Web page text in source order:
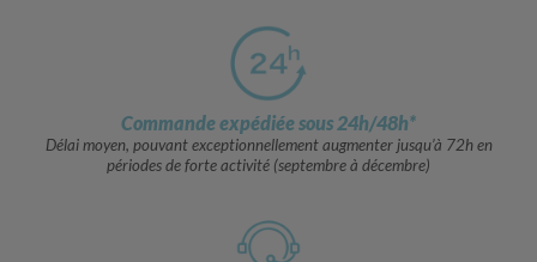
Commande expédiée sous 24h/48h*
Délai moyen, pouvant exceptionnellement augmenter jusqu’à 72h en
périodes de forte activité (septembre à décembre)